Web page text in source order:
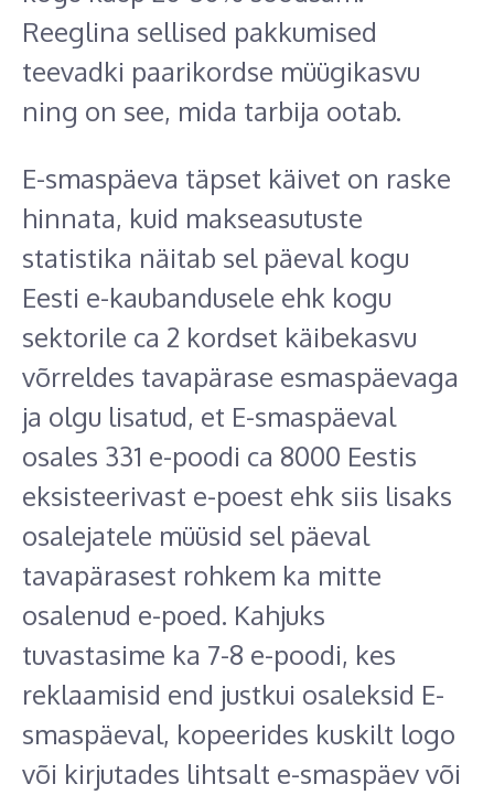
Reeglina sellised pakkumised
teevadki paarikordse müügikasvu
ning on see, mida tarbija ootab.
E-smaspäeva täpset käivet on raske
hinnata, kuid makseasutuste
statistika näitab sel päeval kogu
Eesti e-kaubandusele ehk kogu
sektorile ca 2 kordset käibekasvu
võrreldes tavapärase esmaspäevaga
ja olgu lisatud, et E-smaspäeval
osales 331 e-poodi ca 8000 Eestis
eksisteerivast e-poest ehk siis lisaks
osalejatele müüsid sel päeval
tavapärasest rohkem ka mitte
osalenud e-poed. Kahjuks
tuvastasime ka 7-8 e-poodi, kes
reklaamisid end justkui osaleksid E-
smaspäeval, kopeerides kuskilt logo
või kirjutades lihtsalt e-smaspäev või